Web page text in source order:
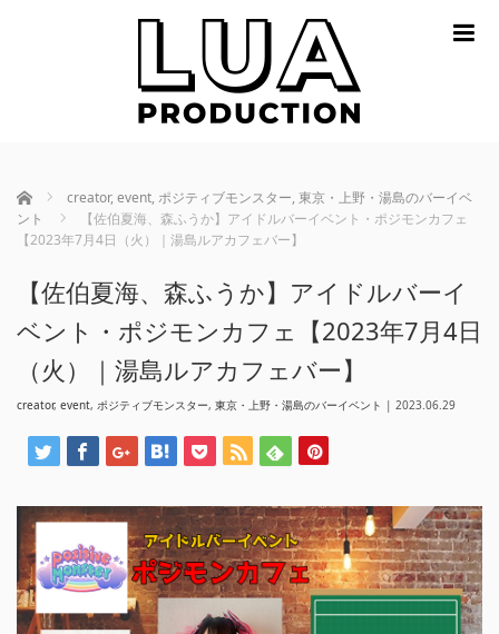
ホーム creator, event, ポジティブモンスター, 東京・上野・湯島のバーイベ
ント
【佐伯夏海、森ふうか】アイドルバーイベント・ポジモンカフェ
【2023年7月4日（火）｜湯島ルアカフェバー】
【佐伯夏海、森ふうか】アイドルバーイ
ベント・ポジモンカフェ【2023年7月4日
（火）｜湯島ルアカフェバー】
creator, event, ポジティブモンスター, 東京・上野・湯島のバーイベント | 2023.06.29